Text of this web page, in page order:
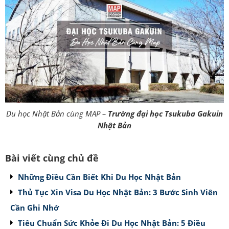
Du học Nhật Bản cùng MAP – Trường đại học Tsukuba Gakuin
Nhật Bản
Bài viết cùng chủ đề
Những Điều Cần Biết Khi Du Học Nhật Bản
Thủ Tục Xin Visa Du Học Nhật Bản: 3 Bước Sinh Viên
Cần Ghi Nhớ
Tiêu Chuẩn Sức Khỏe Đi Du Học Nhật Bản: 5 Điều